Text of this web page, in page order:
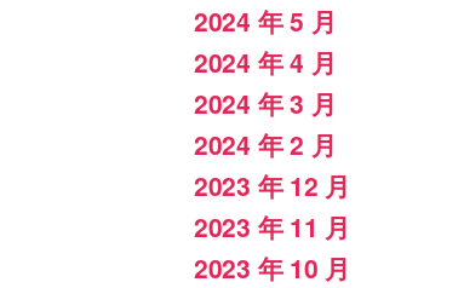
2024 年 5 月
2024 年 4 月
2024 年 3 月
2024 年 2 月
2023 年 12 月
2023 年 11 月
2023 年 10 月